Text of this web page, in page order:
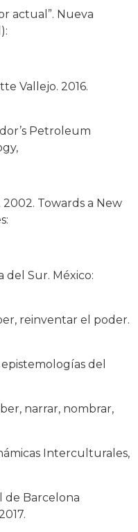
actual”. Nueva
Vallejo. 2016.
Petroleum
2002. Towards a New
del Sur. México:
reinventar el poder.
epistemologías del
narrar, nombrar,
Interculturales,
de Barcelona